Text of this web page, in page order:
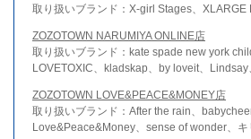
取り扱いブランド：X-girl Stages、XLARGE
ZOZOTOWN NARUMIYA ONLINE店
取り扱いブランド：kate spade new york
LOVETOXIC、kladskap、by loveit、
ZOZOTOWN LOVE&PEACE&MONEY店
取り扱いブランド：After the rain、babycheer
Love&Peace&Money、sense of wonder、キ